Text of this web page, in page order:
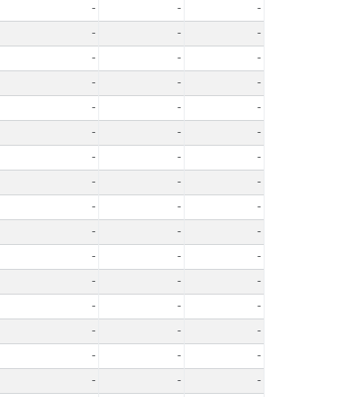
- -
-
- -
-
- -
-
- -
-
- -
-
- -
-
- -
-
- -
-
- -
-
- -
-
- -
-
- -
-
- -
-
- -
-
- -
-
- -
-